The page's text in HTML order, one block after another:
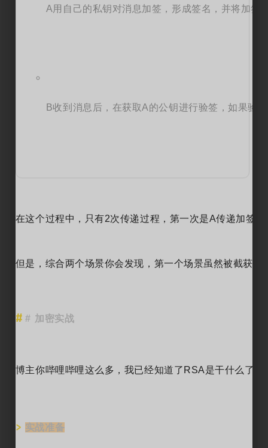
A用自己的私钥对消息加签，形成签名，并将加签
B收到消息后，在获取A的公钥进行验签，如果验
在这个过程中，只有2次传递过程，第一次是A传递加签
但是，综合两个场景你会发现，第一个场景虽然被截获
# 加密实战
博主你哔哩哔哩这么多，我已经知道了RSA是干什么了
实战准备